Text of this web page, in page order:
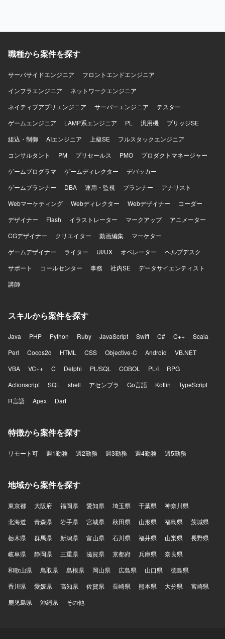
上でのWebアプリケーションおよびAPI基盤、CI/CDパイプ
ントの作成およびメンテナンス、関係各所とのコミュニケ
クト推進を行っていただきます。 【求める人物像】 ビジネ
円滑にコミュニケーションを取れる方を求めております。
テム開発やAWS、認証セキュリティ系技術への理解を持
ち、アーキテクトやエンジニアとの議論を的確に把握しな
しいです。 【ポジションの魅力】 エンド内の重要な認証・
認可基盤の刷新およびID基盤移行に中心メンバーとして関
わることができるポジションです。プロジェクト横断のマ
ネジメントを通じて、セキュリティ・認証基盤ID系の知見
発環境】 認証・認可基盤におけるAzureからAWSへの移行
プロジェクトに携わっていただきます。
職種から案件を探す
サーバサイドエンジニア
フロントエンドエンジニア
インフラエンジニア
ネットワークエンジニア
ネイティブアプリエンジニア
サーバーエンジニア
テスター
ゲームエンジニア
LAMP系エンジニア PL 汎用機
ブリッジSE
組込・制御
AIエンジニア 上級SE
フルスタックエンジニア
コンサルタント
PM プリセールス PMO
プロダクトマネージャー
ゲームプログラマ
ゲームディレクター
デバッカー
ゲームプランナー
DBA 運用・監視 プランナー
アナリスト
Webマーケティング
Webディレクター Webデザイナー
コーダー
デザイナー
Flash イラストレーター マークアップ
アニメーター
CGデザイナー
クリエイター 動画編集
マーケター
ゲームデザイナー
ライター UI/UX オペレーター
ヘルプデスク
サポート
コールセンター 事務 社内SE
データサイエンティスト
講師
スキルから案件を探す
Java PHP Python Ruby JavaScript Swift C# C++
Scala
Perl
Cocos2d HTML CSS Objective-C Android
VB.NET
VBA
VC++ C Delphi PL/SQL COBOL PL/I
RPG
Actionscript
SQL shell アセンブラ Go言語 Kotlin
TypeScript
R言語
Apex Dart
特徴から案件を探す
リモート可 週1勤務 週2勤務 週3勤務 週4勤務 週5勤務
地域から案件を探す
東京都 大阪府 福岡県 愛知県 埼玉県 千葉県
神奈川県
北海道
青森県 岩手県 宮城県 秋田県 山形県 福島県
茨城県
栃木県
群馬県 新潟県 富山県 石川県 福井県 山梨県
長野県
岐阜県
静岡県 三重県 滋賀県 京都府 兵庫県
奈良県
和歌山県
鳥取県 島根県 岡山県 広島県 山口県
徳島県
香川県
愛媛県 高知県 佐賀県 長崎県 熊本県 大分県
宮崎県
鹿児島県
沖縄県 その他